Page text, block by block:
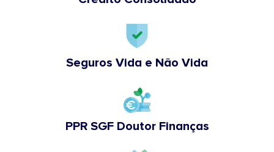
Seguros Vida e Não Vida
PPR SGF Doutor Finanças